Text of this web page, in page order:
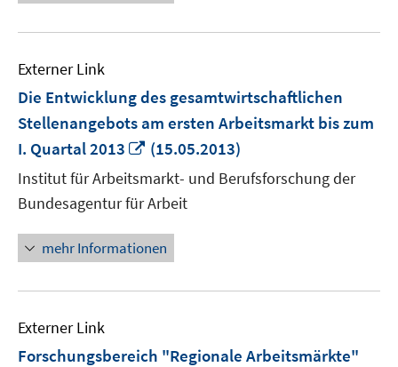
Externer Link
Die Entwicklung des gesamtwirtschaftlichen
Stellenangebots am ersten Arbeitsmarkt bis zum
I. Quartal 2013
In
neuem
Fenster
öffnen
(15.05.2013)
Institut für Arbeitsmarkt- und Berufsforschung der
Bundesagentur für Arbeit
mehr Informationen
Externer Link
Forschungsbereich "Regionale Arbeitsmärkte"